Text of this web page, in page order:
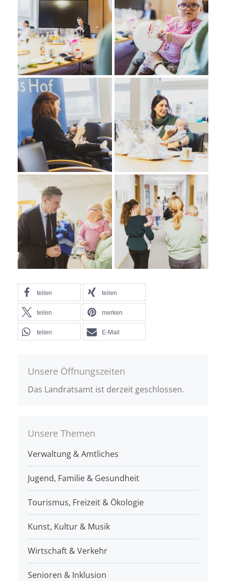
teilen teilen
teilen merken
teilen E-Mail
Unsere Öffnungszeiten
Das Landratsamt ist derzeit geschlossen.
Unsere Themen
Verwaltung & Amtliches
Jugend, Familie & Gesundheit
Tourismus, Freizeit & Ökologie
Kunst, Kultur & Musik
Wirtschaft & Verkehr
Senioren & Inklusion